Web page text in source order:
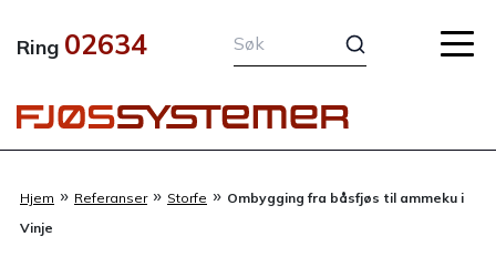
rett
innholdet
Ring 02634
Hjem » Referanser» Storfe » Ombygging fra båsfjøs til ammeku i
Vinje